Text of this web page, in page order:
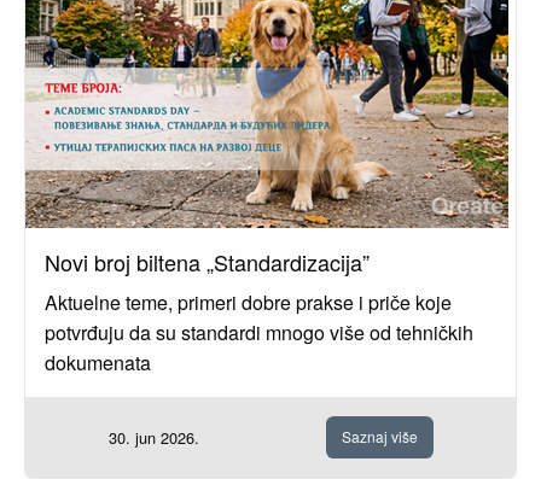
Novi broj biltena „Standardizacija”
Aktuelne teme, primeri dobre prakse i priče koje
potvrđuju da su standardi mnogo više od tehničkih
dokumenata
30. jun 2026. Saznaj više